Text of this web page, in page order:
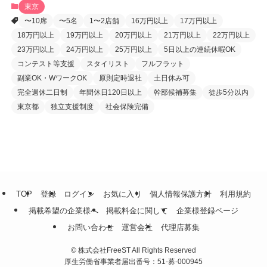
東京
〜10席
〜5名 1〜2店舗 16万円以上
17万円以上
18万円以上
19万円以上 20万円以上 21万円以上
22万円以上
23万円以上
24万円以上 25万円以上
5日以上の連続休暇OK
コンテスト等支援
スタイリスト
フルフラット
副業OK・WワークOK
原則定時退社
土日休み可
完全週休二日制
年間休日120日以上 幹部候補募集
徒歩5分以内
東京都
独立支援制度 社会保険完備
TOP 登録 ログイン お気に入り 個人情報保護方針
利用規約
掲載希望の企業様へ
掲載料金に関して
企業様登録ページ
お問い合わせ
運営会社 代理店募集
© 株式会社FreeST All Rights Reserved
厚生労働省事業者届出番号：51-募-000945